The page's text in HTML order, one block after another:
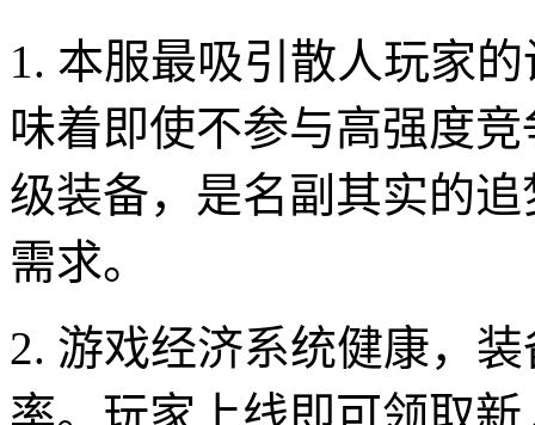
1. 本服最吸引散人玩家
味着即使不参与高强度
级装备，是名副其实的
需求。
2. 游戏经济系统健康，
率。玩家上线即可领取